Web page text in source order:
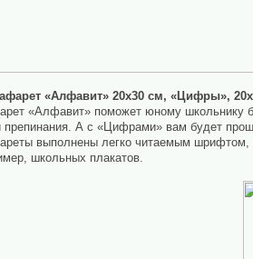
«Алфавит» 20х30 см, «Цифры»,
«Алфавит» поможет юному школьнику
препинания. А с «Цифрами» вам будет
выполнены легко читаемым шрифтом,
школьных плакатов.